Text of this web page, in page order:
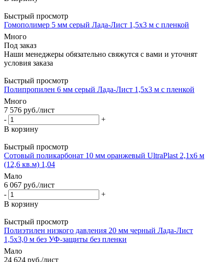
Быстрый просмотр
Гомополимер 5 мм серый Лада-Лист 1,5х3 м с пленкой
Много
Под заказ
Наши менеджеры обязательно свяжутся с вами и уточнят
условия заказа
Быстрый просмотр
Полипропилен 6 мм серый Лада-Лист 1,5х3 м с пленкой
Много
7 576 руб./лист
-
+
В корзину
Быстрый просмотр
Сотовый поликарбонат 10 мм оранжевый UltraPlast 2,1х6 м
(12,6 кв.м) 1,04
Мало
6 067 руб./лист
-
+
В корзину
Быстрый просмотр
Полиэтилен низкого давления 20 мм черный Лада-Лист
1,5х3,0 м без УФ-защиты без пленки
Мало
24 624 руб./лист